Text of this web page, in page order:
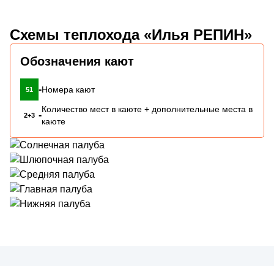
Схемы теплохода «Илья РЕПИН»
Обозначения кают
51 -Номера кают
2+3 -
Количество мест в каюте + дополнительные места в
каюте